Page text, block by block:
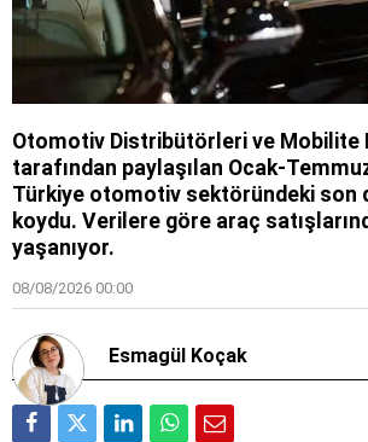
Otomotiv Distribütörleri ve Mobilite
tarafından paylaşılan Ocak-
Türkiye otomotiv sektöründeki son
koydu. Verilere göre araç
yaşanıyor.
08/08/2026 00:00
Esmagül Koçak